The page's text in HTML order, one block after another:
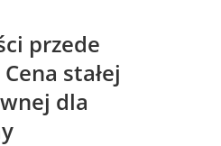
przede
stałej
dla